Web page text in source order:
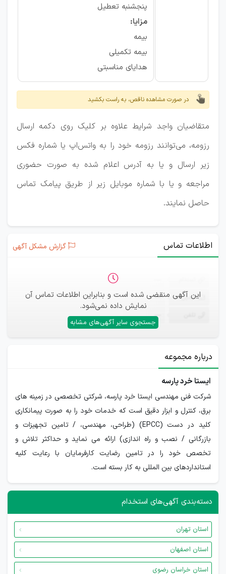
پنجشنبه تعطیل
مزایا:
بیمه
بیمه تکمیلی
هدایای مناسبتی
در صورت مشاهده ناقص، به راست بکشید
متقاضیان واجد شرایط علاوه بر کلیک روی دکمه ارسال
رزومه، می‌توانند رزومه خود را به واتس‌اپ یا شماره فکس
زیر ارسال و یا به آدرس اعلام شده به صورت حضوری
مراجعه و یا با شماره موبایل زیر از طریق پیامک تماس
حاصل نمایند.
اطلاعات تماس گزارش مشکل آگهی
این آگهی منقضی شده است و بنابراین اطلاعات تماس آن
نمایش داده نمی‌شود.
جستجوی سایر آگهی‌های مشابه
ایمیل —
—
درباره مجموعه
ایستا خرد پارسه
شرکت فنی مهندسی ایستا خرد پارسه، شرکتی تخصصی در زمینه های
برق، کنترل و ابزار دقیق است که خدمات خود را به صورت پیمانکاری
کلید در دست (EPCC) (طراحی، مهندسی، / تامین تجهیزات و
بازرگانی / نصب و راه اندازی) ارائه می نماید و حداکثر تلاش و
تخصص خود را در تامین رضایت کارفرمایان با رعایت کلیه
استانداردهای بین المللی به کار بسته است.
دسته‌بندی آگهی‌های استخدام
استان تهران
استان اصفهان
استان خراسان رضوی